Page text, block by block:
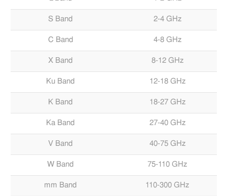
S Band 2-4 GHz
C Band 4-8 GHz
X Band 8-12 GHz
Ku Band 12-18 GHz
K Band 18-27 GHz
Ka Band 27-40 GHz
V Band 40-75 GHz
W Band 75-110 GHz
mm Band 110-300 GHz